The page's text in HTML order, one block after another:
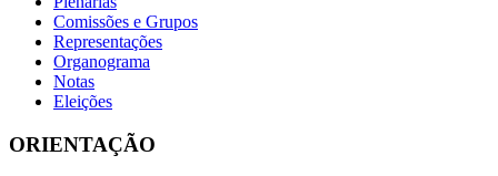
Comissões e Grupos
Representações
Organograma
Notas
Eleições
ORIENTAÇÃO